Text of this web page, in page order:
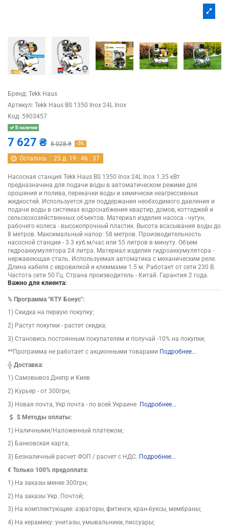
Бренд: Tekk Haus
Артикул: Tekk Haus BS 1350 Inox 24L Inox
Код: 5903457
В наличии
7 627 ₴ 8 028 ₴ -5%
Осталось 25 д. 19 :46 :36
Насосная станция Tekk Haus BS 1350 Inox 24L Inox 1.35 кВт
предназначена для подачи воды в автоматическом режиме для
орошения и полива, перекачки воды и химически неагрессивных
жидкостей. Используется для поддержания необходимого давления и
подачи воды в системах водоснабжения квартир, домов, коттеджей и
сельскохозяйственных объектов. Материал изделия насоса - чугун,
рабочего колеса - высокопрочный пластик. Высота всасывания воды до
8 метров. Максимальный напор: 58 метров. Производительность
насосной станции - 3.3 куб.м/час или 55 литров в минуту. Объем
гидроаккумулятора 24 литра. Материал изделия гидроаккумулятора -
нержавеющая сталь. Используемая автоматика с механическим реле.
Длина кабеля с евровилкой и клеммами 1.5 м. Работает от сети 230 В.
Частота сети 50 Гц. Страна производитель - Китай. Гарантия 2 года.
Важно для клиента:
% Программа "КТУ Бонус":
1) Скидка на первую покупку;
2) Растут покупки - растет скидка;
3) Становись постоянным покупателем и получай -10% на покупки;
**Программа не работает с акционными товарами Подробнее...
╬ Доставка:
1) Самовывоз Днепр и Киев
2) Курьер - от 300грн;
3) Новая почта, Укр почта - по всей Украине Подробнее...
$ Методы оплаты:
1) Наличными/Наложенный платежом;
2) Банковская карта;
3) Безналичный расчет ФОП / расчет с НДС. Подробнее...
€ Только 100% предоплата:
1) На заказы менее 300грн;
2) На заказы Укр. Почтой;
3) На комплектующие: аэраторы, фитинги, кран-буксы, мембраны;
4) На керамику: унитазы, умывальники, писсуары;